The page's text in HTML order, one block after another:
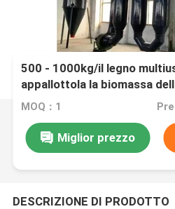
500 - 1000kg/il legno
appallottola la biomassa
produzione di legno della
MOQ：1
Miglior prezzo
DESCRIZIONE DI PRODOTTO